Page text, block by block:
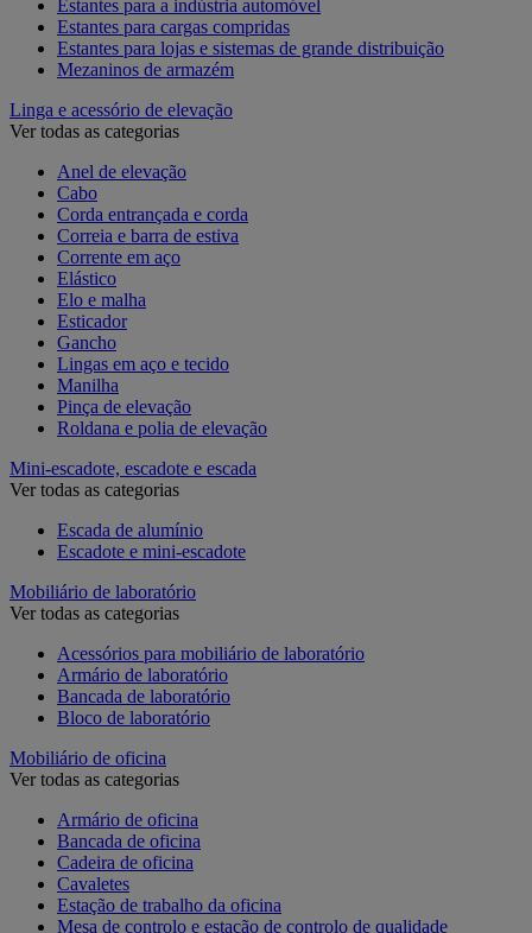
Estantes para a indústria automóvel
Estantes para cargas compridas
Estantes para lojas e sistemas de grande distribuição
Mezaninos de armazém
Linga e acessório de elevação
Ver todas as categorias
Anel de elevação
Cabo
Corda entrançada e corda
Correia e barra de estiva
Corrente em aço
Elástico
Elo e malha
Esticador
Gancho
Lingas em aço e tecido
Manilha
Pinça de elevação
Roldana e polia de elevação
Mini-escadote, escadote e escada
Ver todas as categorias
Escada de alumínio
Escadote e mini-escadote
Mobiliário de laboratório
Ver todas as categorias
Acessórios para mobiliário de laboratório
Armário de laboratório
Bancada de laboratório
Bloco de laboratório
Mobiliário de oficina
Ver todas as categorias
Armário de oficina
Bancada de oficina
Cadeira de oficina
Cavaletes
Estação de trabalho da oficina
Mesa de controlo e estação de controlo de qualidade